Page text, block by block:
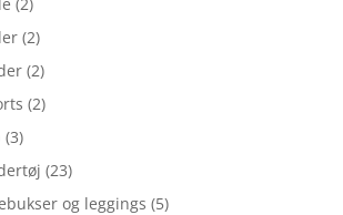
(2)
(2)
(2)
(3)
(23)
og leggings (5)